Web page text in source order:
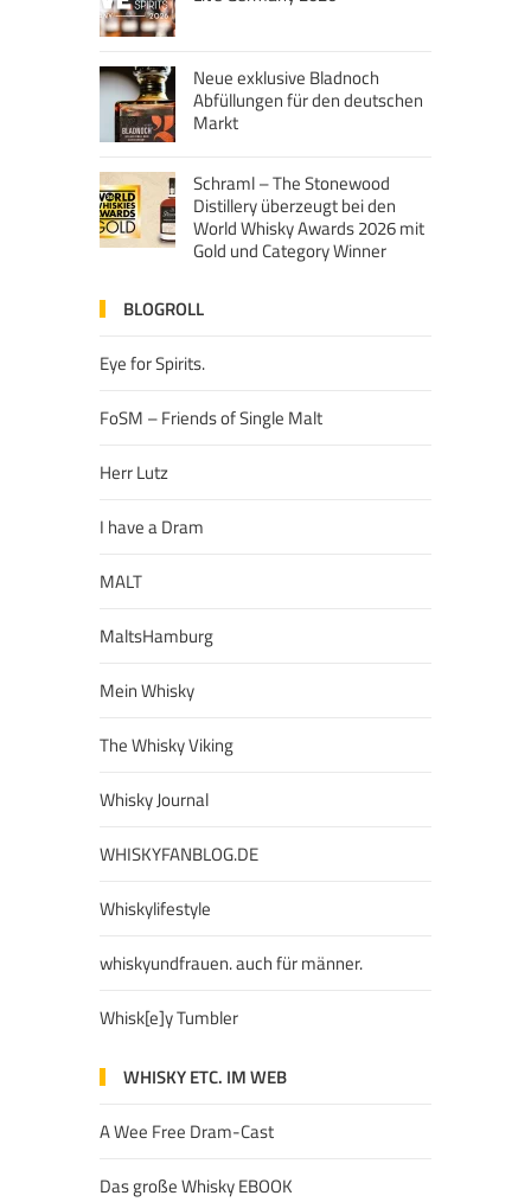
Neue exklusive Bladnoch
Abfüllungen für den deutschen
Markt
Schraml – The Stonewood
Distillery überzeugt bei den
World Whisky Awards 2026 mit
Gold und Category Winner
BLOGROLL
Eye for Spirits.
FoSM – Friends of Single Malt
Herr Lutz
I have a Dram
MALT
MaltsHamburg
Mein Whisky
The Whisky Viking
Whisky Journal
WHISKYFANBLOG.DE
Whiskylifestyle
whiskyundfrauen. auch für männer.
Whisk[e]y Tumbler
WHISKY ETC. IM WEB
A Wee Free Dram-Cast
Das große Whisky EBOOK